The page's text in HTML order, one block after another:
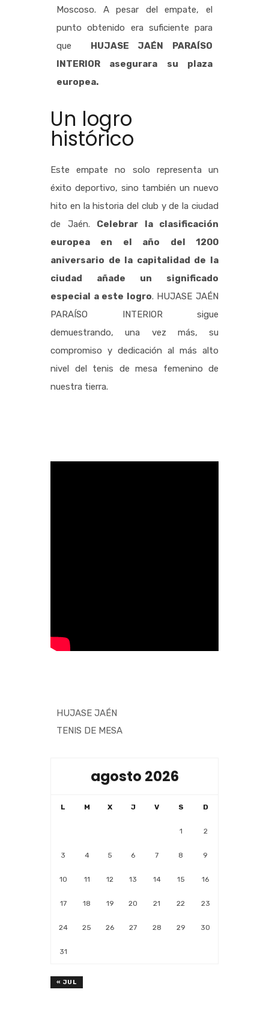
Moscoso.
A pesar del empate, el
punto obtenido era suficiente para
que HUJASE JAÉN PARAÍSO
INTERIOR asegurara su plaza
europea.
Un logro
histórico
Este empate no solo representa un
éxito deportivo, sino también un nuevo
hito en la historia del club y de la ciudad
de Jaén.
Celebrar la clasificación
europea en el año del 1200
aniversario de la capitalidad de la
ciudad añade un significado
especial a este logro. HUJASE JAÉN
PARAÍSO INTERIOR sigue
demuestrando, una vez más, su
compromiso y dedicación al más alto
nivel del tenis de mesa femenino de
nuestra tierra.
HUJASE JAÉN
TENIS DE MESA
agosto 2026
L M X J V S D
1 2
3 4 5 6 7 8 9
10 11 12 13 14 15 16
17 18 19 20 21 22 23
24 25 26 27 28 29 30
31
« JUL